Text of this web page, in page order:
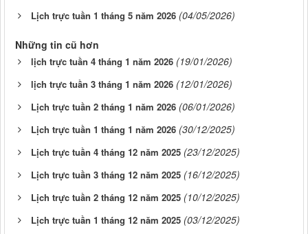
Lịch trực tuần 1 tháng 5 năm 2026 (04/05/2026)
Những tin cũ hơn
lịch trực tuần 4 tháng 1 năm 2026 (19/01/2026)
lịch trực tuần 3 tháng 1 năm 2026 (12/01/2026)
Lịch trực tuần 2 tháng 1 năm 2026 (06/01/2026)
Lịch trực tuần 1 tháng 1 năm 2026 (30/12/2025)
Lịch trực tuần 4 tháng 12 năm 2025 (23/12/2025)
Lịch trực tuần 3 tháng 12 năm 2025 (16/12/2025)
Lịch trực tuần 2 tháng 12 năm 2025 (10/12/2025)
Lịch trực tuần 1 tháng 12 năm 2025 (03/12/2025)